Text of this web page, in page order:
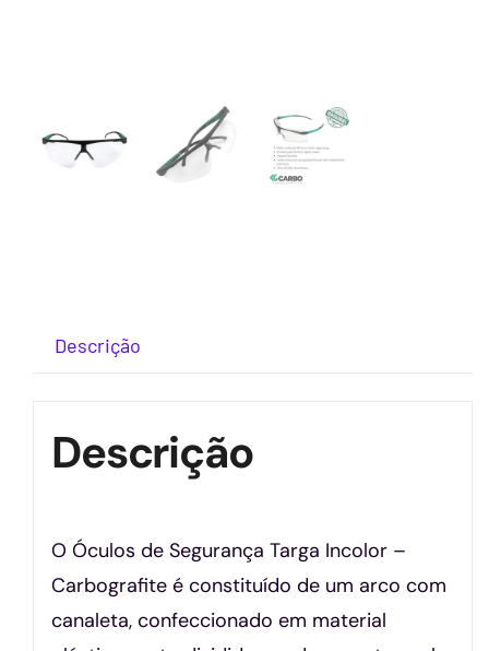
Descrição
Descrição
O Óculos de Segurança Targa Incolor –
Carbografite é constituído de um arco com
canaleta, confeccionado em material